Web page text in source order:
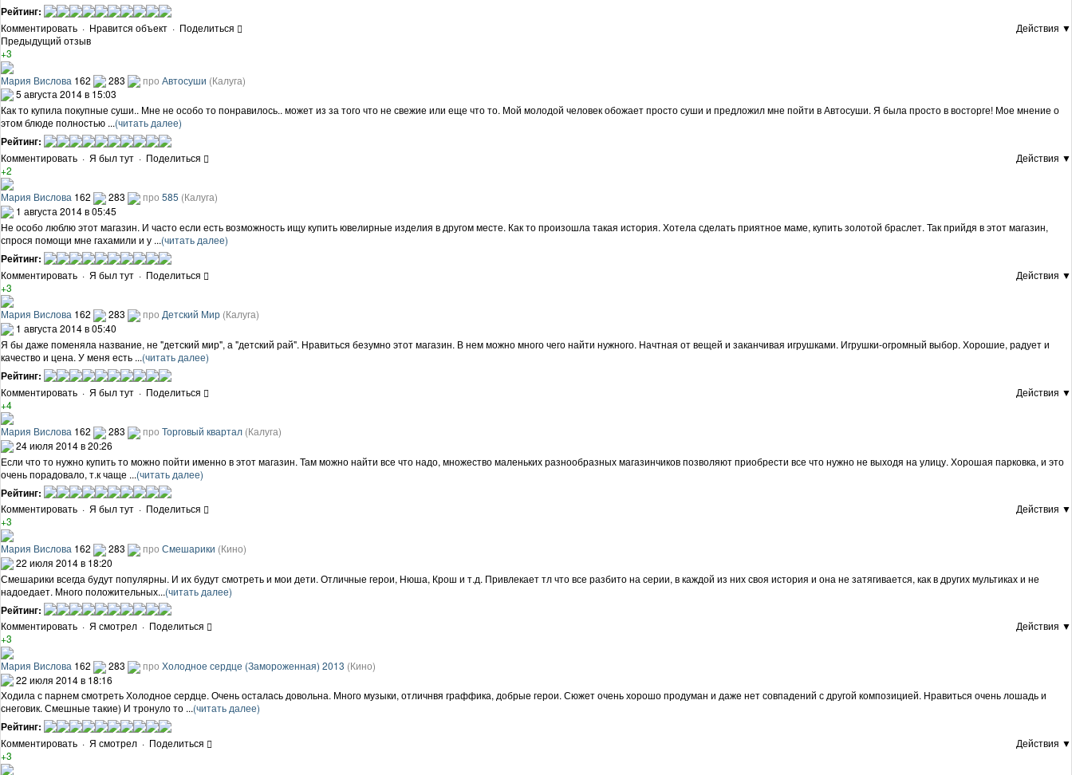
Рейтинг:
Комментировать · Нравится объект · Поделиться
Действия ▼
Предыдущий отзыв
+3
Мария Вислова 162 283 про Автосуши (Калуга)
5 августа 2014 в 15:03
Как то купила покупные суши.. Мне не особо то понравилось.. может из за того что не свежие или еще что то. Мой молодой человек обожает просто суши и предложил мне пойти в Автосуши. Я была просто в восторге! Мое мнение о
этом блюде полностью ...(читать далее)
Рейтинг:
Комментировать · Я был тут · Поделиться
Действия ▼
+2
Мария Вислова 162 283 про 585 (Калуга)
1 августа 2014 в 05:45
Не особо люблю этот магазин. И часто если есть возможность ищу купить ювелирные изделия в другом месте. Как то произошла такая история. Хотела сделать приятное маме, купить золотой браслет. Так прийдя в этот магазин,
спрося помощи мне гахамили и у ...(читать далее)
Рейтинг:
Комментировать · Я был тут · Поделиться
Действия ▼
+3
Мария Вислова 162 283 про Детский Мир (Калуга)
1 августа 2014 в 05:40
Я бы даже поменяла название, не "детский мир", а "детский рай". Нравиться безумно этот магазин. В нем можно много чего найти нужного. Начтная от вещей и заканчивая игрушками. Игрушки-огромный выбор. Хорошие, радует и
качество и цена. У меня есть ...(читать далее)
Рейтинг:
Комментировать · Я был тут · Поделиться
Действия ▼
+4
Мария Вислова 162 283 про Торговый квартал (Калуга)
24 июля 2014 в 20:26
Если что то нужно купить то можно пойти именно в этот магазин. Там можно найти все что надо, множество маленьких разнообразных магазинчиков позволяют приобрести все что нужно не выходя на улицу. Хорошая парковка, и это
очень порадовало, т.к чаще ...(читать далее)
Рейтинг:
Комментировать · Я был тут · Поделиться
Действия ▼
+3
Мария Вислова 162 283 про Смешарики (Кино)
22 июля 2014 в 18:20
Смешарики всегда будут популярны. И их будут смотреть и мои дети. Отличные герои, Нюша, Крош и т.д. Привлекает тл что все разбито на серии, в каждой из них своя история и она не затягивается, как в других мультиках и не
надоедает. Много положительных...(читать далее)
Рейтинг:
Комментировать · Я смотрел · Поделиться
Действия ▼
+3
Мария Вислова 162 283 про Холодное сердце (Замороженная) 2013 (Кино)
22 июля 2014 в 18:16
Ходила с парнем смотреть Холодное сердце. Очень осталась довольна. Много музыки, отличнвя граффика, добрые герои. Сюжет очень хорошо продуман и даже нет совпадений с другой композицией. Нравиться очень лошадь и
снеговик. Смешные такие) И тронуло то ...(читать далее)
Рейтинг:
Комментировать · Я смотрел · Поделиться
Действия ▼
+3